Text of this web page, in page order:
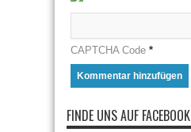
CAPTCHA Code *
FINDE UNS AUF FACEBOOK